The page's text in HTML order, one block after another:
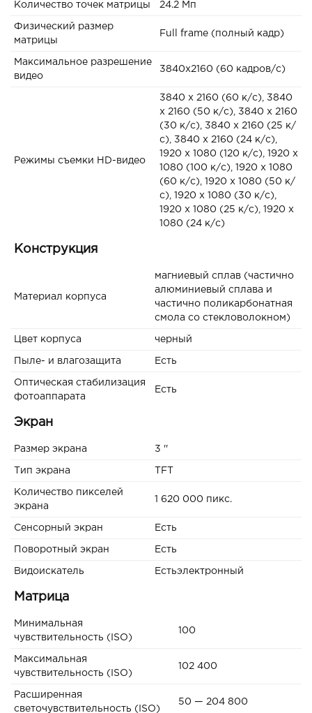
Количество точек матрицы 24.2 Мп
Физический размер
матрицы
Full frame (полный кадр)
Максимальное разрешение
видео
3840x2160 (60 кадров/с)
Режимы съемки HD-видео
3840 x 2160 (60 к/с), 3840
x 2160 (50 к/с), 3840 x 2160
(30 к/с), 3840 x 2160 (25 к/
с), 3840 x 2160 (24 к/с),
1920 x 1080 (120 к/с), 1920 x
1080 (100 к/с), 1920 x 1080
(60 к/с), 1920 x 1080 (50 к/
с), 1920 x 1080 (30 к/с),
1920 x 1080 (25 к/с), 1920 x
1080 (24 к/с)
Конструкция
Материал корпуса
магниевый сплав (частично
алюминиевый сплава и
частично поликарбонатная
смола со стекловолокном)
Цвет корпуса черный
Пыле- и влагозащита Есть
Оптическая стабилизация
фотоаппарата
Есть
Экран
Размер экрана 3 ''
Тип экрана TFT
Количество пикселей
экрана
1 620 000 пикс.
Сенсорный экран Есть
Поворотный экран Есть
Видоискатель Естьэлектронный
Матрица
Минимальная
чувствительность (ISO)
100
Максимальная
чувствительность (ISO)
102 400
Расширенная
светочувствительность (ISO)
50 — 204 800